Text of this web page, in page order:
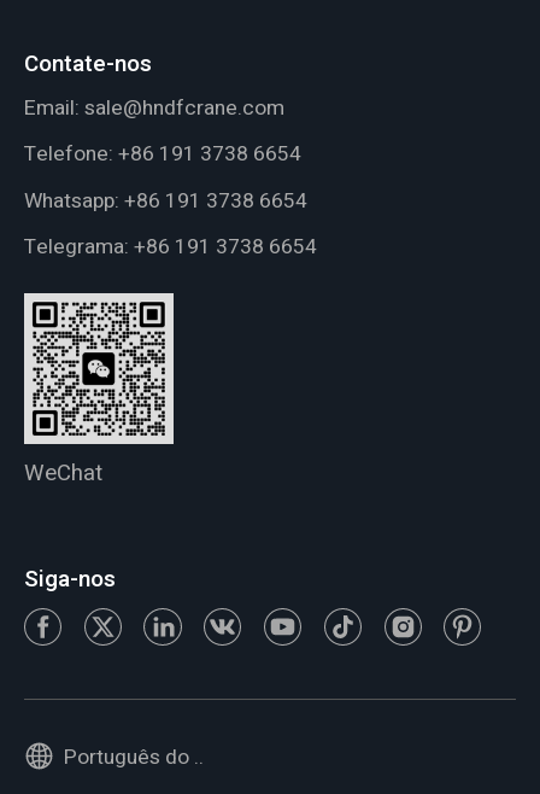
Contate-nos
Email: sale@hndfcrane.com
Telefone: +86 191 3738 6654
Whatsapp: +86 191 3738 6654
Telegrama: +86 191 3738 6654
WeChat
Siga-nos
Português do Brasil